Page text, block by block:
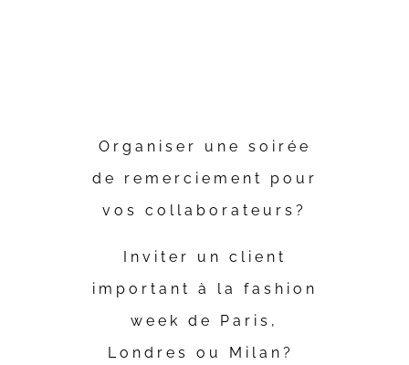
Organiser une soirée
de remerciement pour
vos collaborateurs?
Inviter un client
important à la fashion
week de Paris,
Londres ou Milan?